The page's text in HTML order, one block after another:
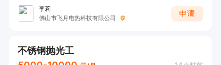
李莉
佛山市飞月电热科技有限公司
申请
不锈钢抛光工